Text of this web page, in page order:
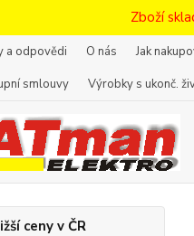
Zboží
a odpovědi O nás Jak
smlouvy
Výrobky s ukonč.
ceny v ČR